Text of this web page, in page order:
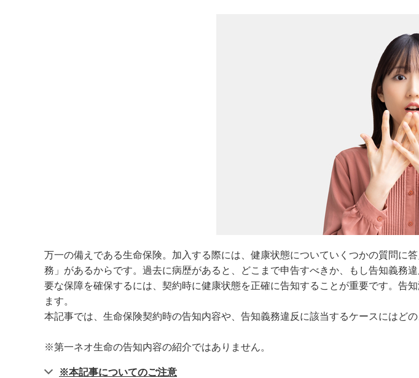
万一の備えである生命保険。加入する際には、健康状態についていくつかの質問に
務」があるからです。過去に病歴があると、どこまで申告すべきか、もし告知義務
要な保障を確保するには、契約時に健康状態を正確に告知することが重要です。告
ます。
本記事では、生命保険契約時の告知内容や、告知義務違反に該当するケースにはど
※第一ネオ生命の告知内容の紹介ではありません。
※本記事についてのご注意